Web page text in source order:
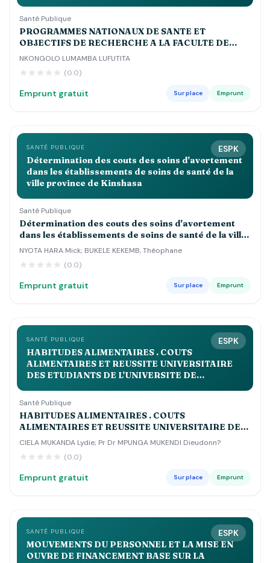
Santé Publique
PROGRAMMES NATIONAUX DE SANTE ET
OBJECTIFS DE RECHERCHE A LA FACULTE DE
MEDECINE A LUNIVERSITE DE KINSHASA
NKONGOLO LUMAMBA LUFUTITA
(0.0)
Emprunt gratuit Sur place Emprunt
ESPK
SANTÉ PUBLIQUE
Détermination des couts des soins d'avortement
dans les établissements de soins de santé de la
ville province de Kinshasa
Santé Publique
Détermination des couts des soins d'avortement
dans les établissements de soins de santé de la ville
province de Kinshasa
NYOTA HARA Mick; BUKELE KEKEMB, Théophane
(0.0)
Emprunt gratuit Sur place Emprunt
ESPK
SANTÉ PUBLIQUE
HABITUDES ALIMENTAIRES . COUTS
ALIMENTAIRES ET REUSSITE UNIVERSITAIRE
DES ETUDIANTS DE L'UNIVERSITE DE
Santé Publique
HABITUDES ALIMENTAIRES . COUTS
ALIMENTAIRES ET REUSSITE UNIVERSITAIRE DES
ETUDIANTS DE L'UNIVERSITE DE KINSHASA
CIELA MUKANDA Lydie; Pr Dr MPUNGA MUKENDI Dieudonn?
(0.0)
Emprunt gratuit Sur place Emprunt
ESPK
SANTÉ PUBLIQUE
MOUVEMENTS DU PERSONNEL ET LA MISE EN
OUVRE DE FINANCEMENT BASE SUR LA